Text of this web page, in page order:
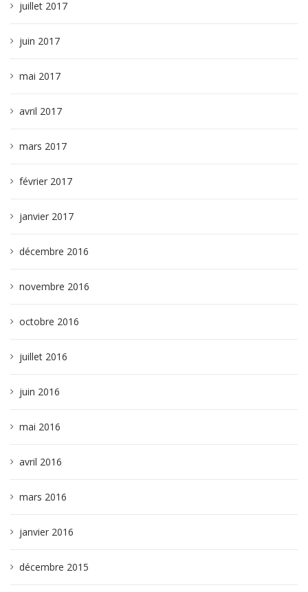
juillet 2017
juin 2017
mai 2017
avril 2017
mars 2017
février 2017
janvier 2017
décembre 2016
novembre 2016
octobre 2016
juillet 2016
juin 2016
mai 2016
avril 2016
mars 2016
janvier 2016
décembre 2015